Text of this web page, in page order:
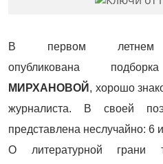
В первом летнем
опубликована
МИРХАНОВОЙ , хорошо
журналиста. В своей
представлена неслучайно:
О литературной грани